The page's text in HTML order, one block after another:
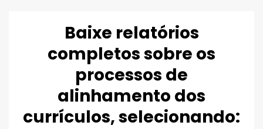
Baixe relatórios
completos sobre os
processos de
alinhamento dos
currículos, selecionando: